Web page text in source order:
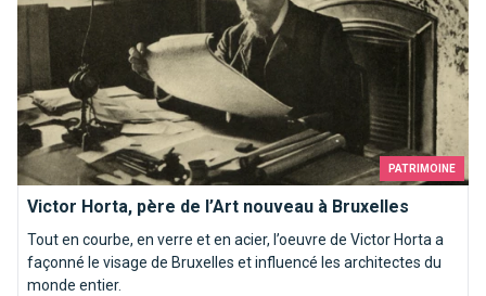
PATRIMOINE
Victor Horta, père de l’Art nouveau à Bruxelles
Tout en courbe, en verre et en acier, l’oeuvre de Victor Horta a
façonné le visage de Bruxelles et influencé les architectes du
monde entier.